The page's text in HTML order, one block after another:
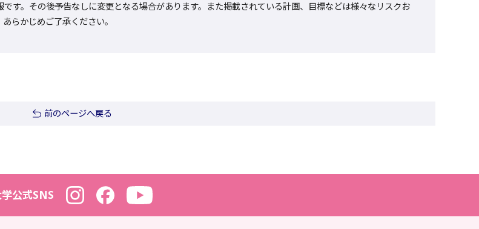
す。その後予告なしに変更となる場合があります。また掲載されている計画、目標などは様々なリスクお
らかじめご了承ください。
前のページへ戻る
公式SNS InstagramFacebook